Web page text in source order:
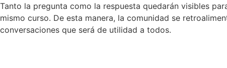
Tanto la pregunta como la respuesta quedarán visibles
mismo curso. De esta manera, la comunidad se
conversaciones que será de utilidad a todos.